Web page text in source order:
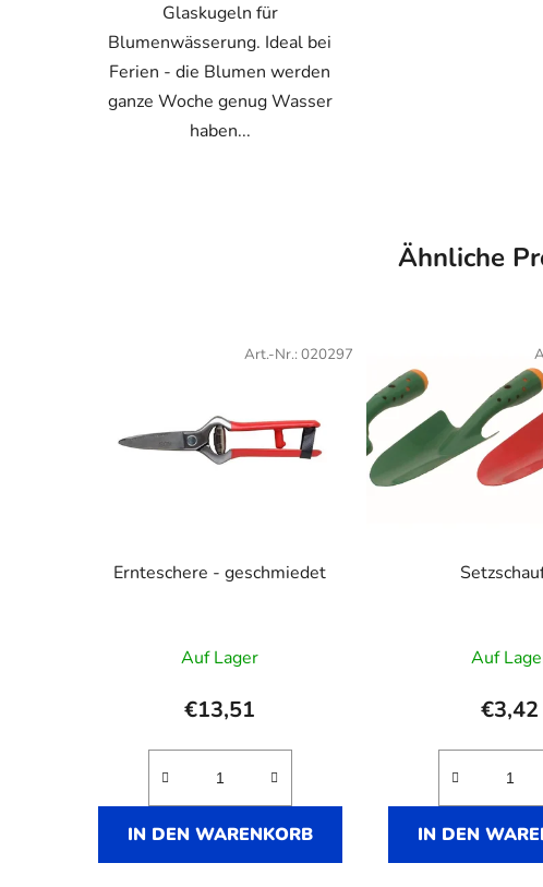
Glaskugeln für
Blumenwässerung. Ideal bei
Ferien - die Blumen werden
ganze Woche genug Wasser
haben...
Ähnliche
Ernteschere - geschmiedet
Auf Lager
€13,51
IN DEN WARENKORB
Art.-Nr.: 020297
Auf
€3,42
IN DEN